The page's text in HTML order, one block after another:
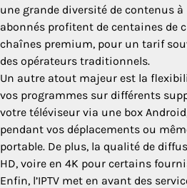
une grande diversité de contenus à
abonnés profitent de centaines de
chaînes premium, pour un tarif
des opérateurs traditionnels.
Un autre atout majeur est la
vos programmes sur différents
votre téléviseur via une box
pendant vos déplacements ou
portable. De plus, la qualité de
HD, voire en 4K pour certains
Enfin, l’IPTV met en avant des